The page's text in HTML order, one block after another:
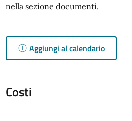
nella sezione documenti.
Aggiungi al calendario
Costi